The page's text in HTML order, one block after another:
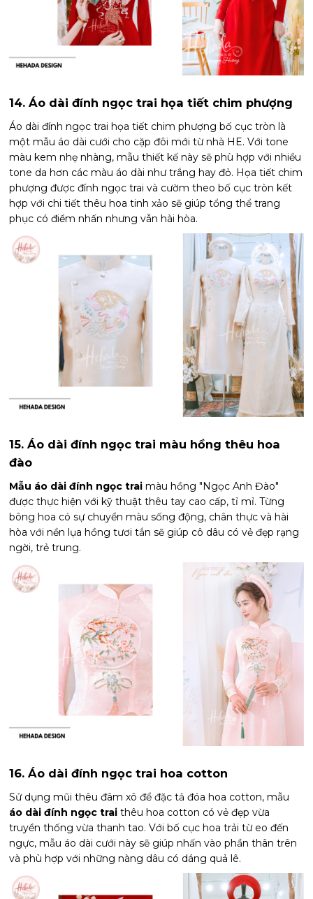
14. Áo dài đính ngọc trai họa tiết chim phượng
Áo dài đính ngọc trai họa tiết chim phượng bố cục tròn là
một mẫu áo dài cưới cho cặp đôi mới từ nhà HE. Với tone
màu kem nhẹ nhàng, mẫu thiết kế này sẽ phù hợp với nhiều
tone da hơn các màu áo dài như trắng hay đỏ. Họa tiết chim
phượng được đính ngọc trai và cườm theo bố cục tròn kết
hợp với chi tiết thêu hoa tinh xảo sẽ giúp tổng thể trang
phục có điểm nhấn nhưng vẫn hài hòa.
15. Áo dài đính ngọc trai màu hồng thêu hoa
đào
Mẫu áo dài đính ngọc trai màu hồng "Ngọc Anh Đào"
được thực hiện với kỹ thuật thêu tay cao cấp, tỉ mỉ. Từng
bông hoa có sự chuyển màu sống động, chân thực và hài
hòa với nền lụa hồng tươi tắn sẽ giúp cô dâu có vẻ đẹp rạng
ngời, trẻ trung.
16. Áo dài đính ngọc trai hoa cotton
Sử dụng mũi thêu đâm xô để đặc tả đóa hoa cotton, mẫu
áo dài đính ngọc trai thêu hoa cotton có vẻ đẹp vừa
truyền thống vừa thanh tao. Với bố cục hoa trải từ eo đến
ngực, mẫu áo dài cưới này sẽ giúp nhấn vào phần thân trên
và phù hợp với những nàng dâu có dáng quả lê.